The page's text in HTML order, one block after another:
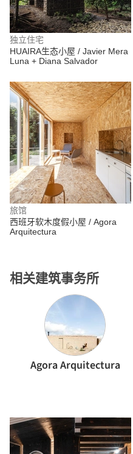
独立住宅
HUAIRA生态小屋 / Javier Mera
Luna + Diana Salvador
旅馆
西班牙软木度假小屋 / Agora
Arquitectura
相关建筑事务所
Agora Arquitectura